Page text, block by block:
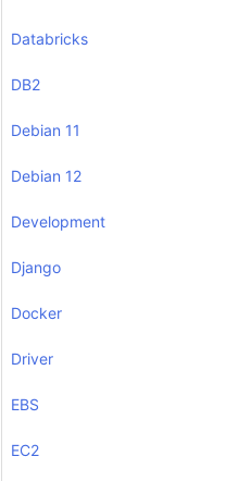
Databricks
DB2
Debian 11
Debian 12
Development
Django
Docker
Driver
EBS
EC2